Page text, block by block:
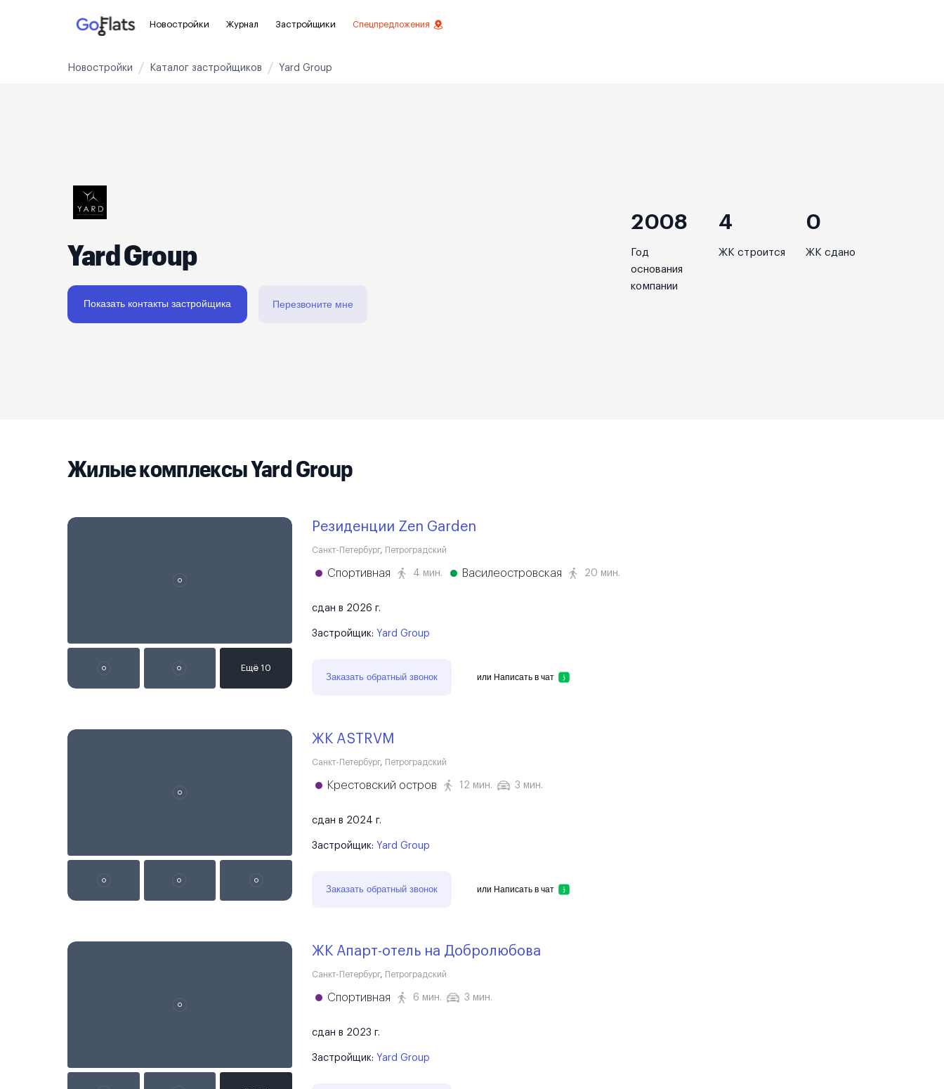
Новостройки
Рядом с метро
3-8 млн ₽ 8-14 млн ₽ от 14 млн ₽
Реклама на сайте
Журнал Застройщики Спецпредложения
Новостройки Каталог застройщиков Yard Group
Yard Group
Показать контакты застройщика Перезвоните мне
2008
Год
основания
компании
4
ЖК строится
0
ЖК сдано
Жилые комплексы Yard Group
Резиденции Zen Garden
Санкт-Петербург, Петроградский
Спортивная 4 мин. Василеостровская 20 мин.
сдан в 2026 г.
Застройщик: Yard Group
Заказать обратный звонок или Написать в чат
ЖК ASTRVM
Санкт-Петербург, Петроградский
Крестовский остров 12 мин. 3 мин.
сдан в 2024 г.
Застройщик: Yard Group
Заказать обратный звонок или Написать в чат
ЖК Апарт-отель на Добролюбова
Санкт-Петербург, Петроградский
Спортивная 6 мин. 3 мин.
сдан в 2023 г.
Застройщик: Yard Group